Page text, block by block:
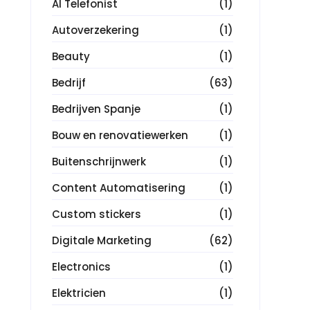
AI Telefonist
(1)
Autoverzekering
(1)
Beauty
(1)
Bedrijf
(63)
Bedrijven Spanje
(1)
Bouw en renovatiewerken
(1)
Buitenschrijnwerk
(1)
Content Automatisering
(1)
Custom stickers
(1)
Digitale Marketing
(62)
Electronics
(1)
Elektricien
(1)